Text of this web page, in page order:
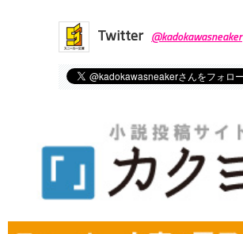
Twitter @kadokawasneaker